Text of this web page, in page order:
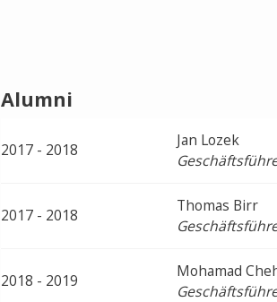
Alumni
2017 - 2018
Jan Lozek
2017 - 2018
Thomas Birr
2018 - 2019
Mohamad